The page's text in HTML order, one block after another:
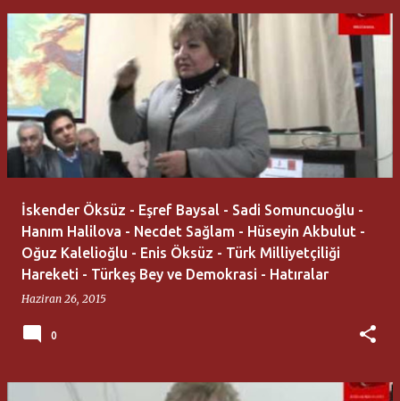
İskender Öksüz - Eşref Baysal - Sadi Somuncuoğlu -
Hanım Halilova - Necdet Sağlam - Hüseyin Akbulut -
Oğuz Kalelioğlu - Enis Öksüz - Türk Milliyetçiliği
Hareketi - Türkeş Bey ve Demokrasi - Hatıralar
Haziran 26, 2015
0